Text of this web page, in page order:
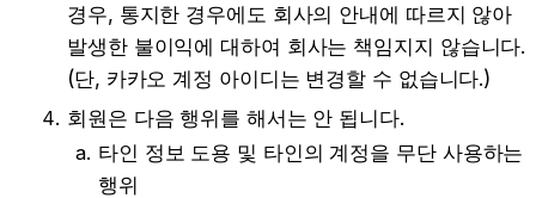
경우, 통지한 경우에도 회사의 안내에 따르지 않아
발생한 불이익에 대하여 회사는 책임지지 않습니다.
(단, 카카오 계정 아이디는 변경할 수 없습니다.)
회원은 다음 행위를 해서는 안 됩니다.
타인 정보 도용 및 타인의 계정을 무단 사용하는
행위